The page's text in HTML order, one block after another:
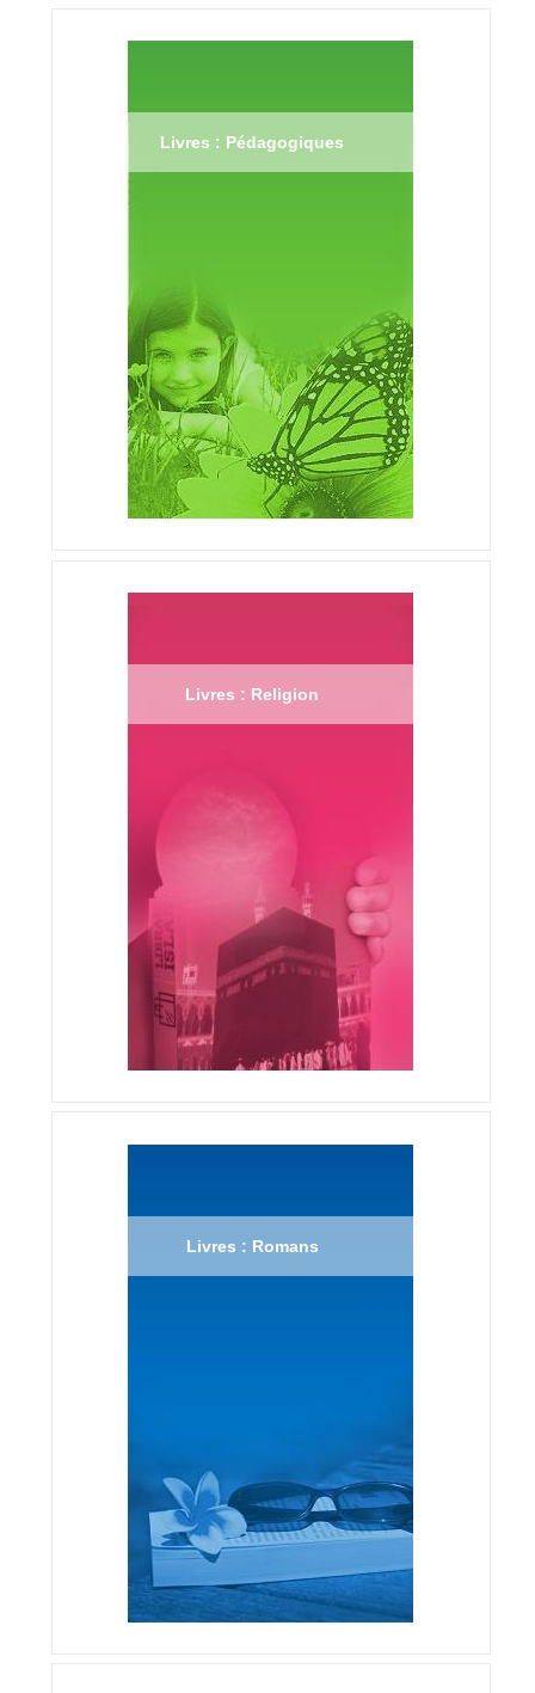
Livres : Pédagogiques
Livres : Religion
Livres : Romans